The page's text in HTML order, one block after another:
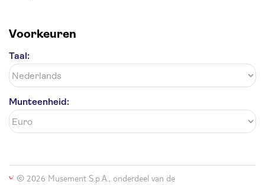
Voorkeuren
Taal:
Munteenheid:
© 2026 Musement S.p.A., onderdeel van de